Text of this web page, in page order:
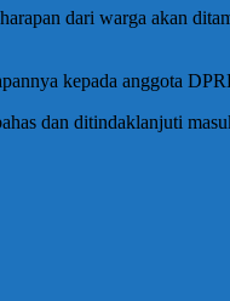
dari warga akan
kepada anggota
dan ditindaklanjuti